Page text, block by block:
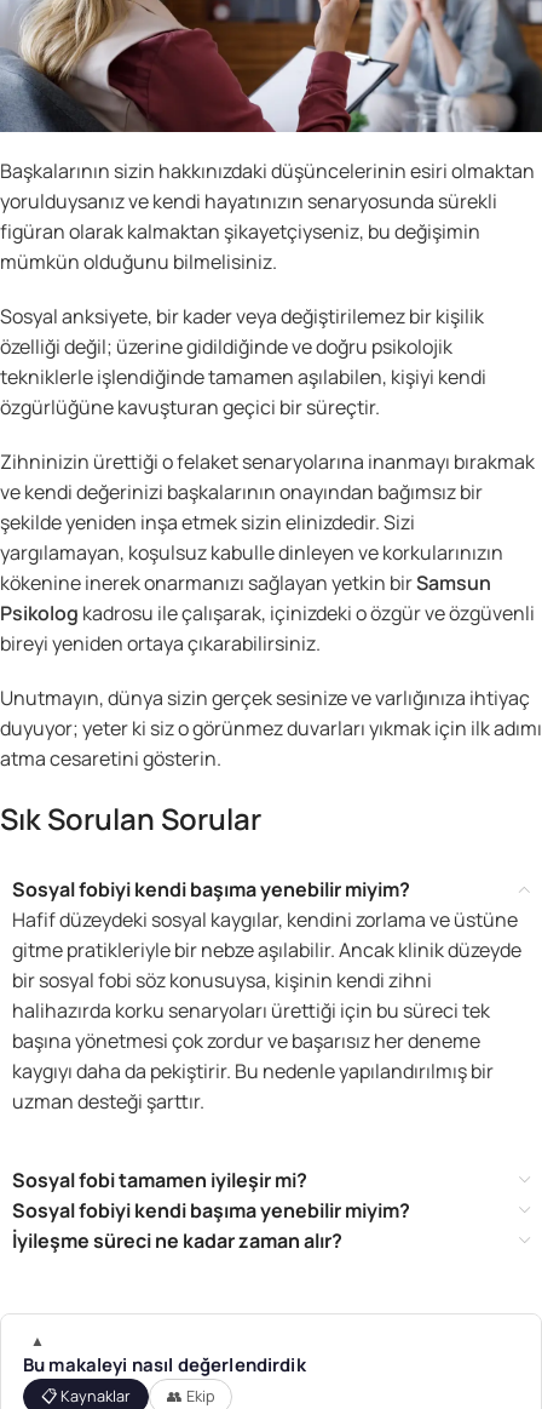
Başkalarının sizin hakkınızdaki düşüncelerinin esiri olmaktan
yorulduysanız ve kendi hayatınızın senaryosunda sürekli
figüran olarak kalmaktan şikayetçiyseniz, bu değişimin
mümkün olduğunu bilmelisiniz.
Sosyal anksiyete, bir kader veya değiştirilemez bir kişilik
özelliği değil; üzerine gidildiğinde ve doğru psikolojik
tekniklerle işlendiğinde tamamen aşılabilen, kişiyi kendi
özgürlüğüne kavuşturan geçici bir süreçtir.
Zihninizin ürettiği o felaket senaryolarına inanmayı bırakmak
ve kendi değerinizi başkalarının onayından bağımsız bir
şekilde yeniden inşa etmek sizin elinizdedir. Sizi
yargılamayan, koşulsuz kabulle dinleyen ve korkularınızın
kökenine inerek onarmanızı sağlayan yetkin birSamsun
Psikolog kadrosu ile çalışarak, içinizdeki o özgür ve özgüvenli
bireyi yeniden ortaya çıkarabilirsiniz.
Unutmayın, dünya sizin gerçek sesinize ve varlığınıza ihtiyaç
duyuyor; yeter ki siz o görünmez duvarları yıkmak için ilk adımı
atma cesaretini gösterin.
Sık Sorulan Sorular
Sosyal fobiyi kendi başıma yenebilir miyim?
Hafif düzeydeki sosyal kaygılar, kendini zorlama ve üstüne
gitme pratikleriyle bir nebze aşılabilir. Ancak klinik düzeyde
bir sosyal fobi söz konusuysa, kişinin kendi zihni
halihazırda korku senaryoları ürettiği için bu süreci tek
başına yönetmesi çok zordur ve başarısız her deneme
kaygıyı daha da pekiştirir. Bu nedenle yapılandırılmış bir
uzman desteği şarttır.
Sosyal fobi tamamen iyileşir mi?
Sosyal fobiyi kendi başıma yenebilir miyim?
İyileşme süreci ne kadar zaman alır?
▲
Bu makaleyi nasıl değerlendirdik
📋 Kaynaklar 👥 Ekip